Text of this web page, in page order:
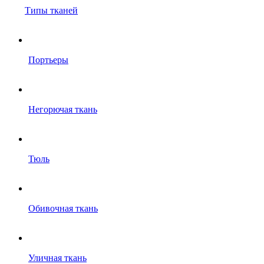
Типы тканей
Портьеры
Негорючая ткань
Тюль
Обивочная ткань
Уличная ткань